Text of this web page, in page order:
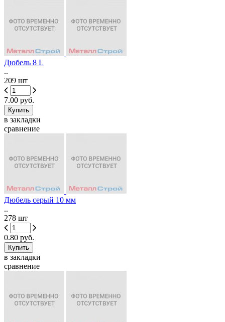
Дюбель 8 L
..
209 шт
7.00 руб.
в закладки
сравнение
Дюбель серый 10 мм
..
278 шт
0.80 руб.
в закладки
сравнение